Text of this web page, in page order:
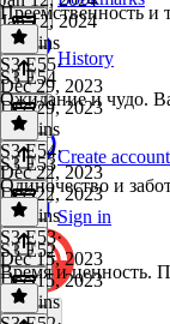
History
Create account
Sign in
Jan 12, 2024
39 mins
Преемственность и
S3 E55·
Dec 29, 2023
Dec 29, 2023
36 mins
S3 E54
Ожидание и чудо.
S3 E54·
Dec 22, 2023
Dec 22, 2023
32 mins
S3 E53
Одиночество и
S3 E53·
Dec 15, 2023
Dec 15, 2023
44 mins
S3 E52
Время и ценность.